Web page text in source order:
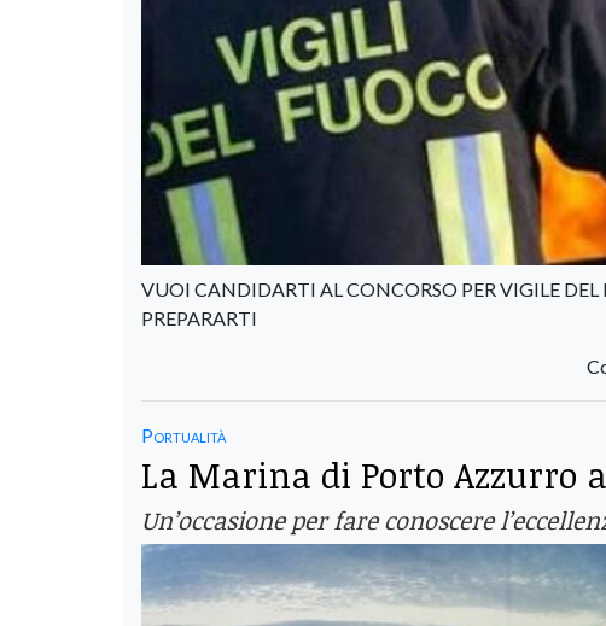
VUOI CANDIDARTI AL CONCORSO PER VIGILE
PREPARARTI
Portualità
La Marina di Porto Azzurro
Un’occasione per fare conoscere